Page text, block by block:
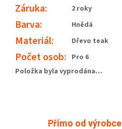
Přímo od výrobce
Záruka: 2 roky
Barva: Hnědá
Materiál: Dřevo teak
Počet osob: Pro 6
Položka byla vyprodána…